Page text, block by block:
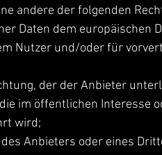
andere der folgenden
Daten dem europäischen
Nutzer und/oder für
der der Anbieter
im öffentlichen Interesse
wird;
Anbieters oder eines